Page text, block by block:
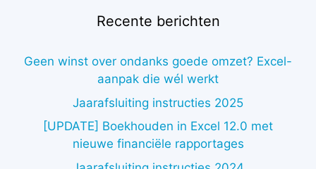
Recente berichten
Geen winst over ondanks goede omzet? Excel-
aanpak die wél werkt
Jaarafsluiting instructies 2025
[UPDATE] Boekhouden in Excel 12.0 met
nieuwe financiële rapportages